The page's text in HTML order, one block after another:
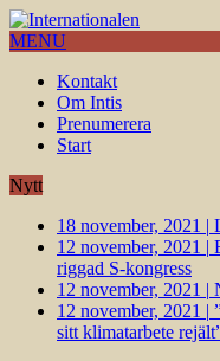
MENU
Kontakt
Om Intis
Prenumerera
Start
Nytt
18 november, 2021 |
12 november, 2021 |
riggad S-kongress
12 november, 2021 |
12 november, 2021 |
sitt klimatarbete